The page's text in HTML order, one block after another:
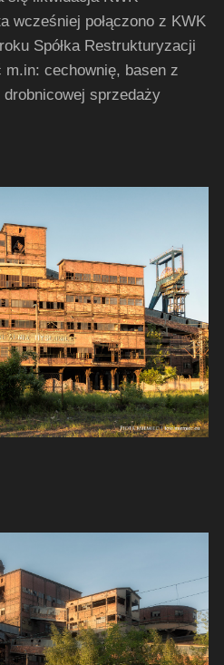
wcześniej połączono z KWK
Spółka Restrukturyzacji
cechownię, basen z
drobnicowej sprzedaży